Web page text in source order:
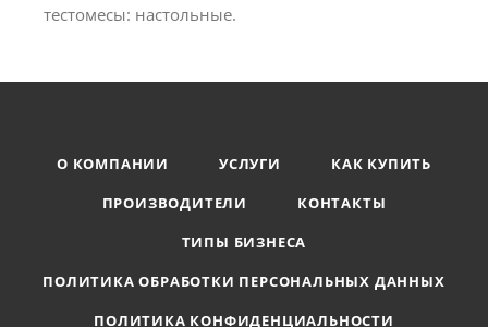
тестомесы: настольные.
О КОМПАНИИ УСЛУГИ
КАК КУПИТЬ
ПРОИЗВОДИТЕЛИ
КОНТАКТЫ
ТИПЫ БИЗНЕСА
ПОЛИТИКА ОБРАБОТКИ ПЕРСОНАЛЬНЫХ ДАННЫХ
ПОЛИТИКА КОНФИДЕНЦИАЛЬНОСТИ